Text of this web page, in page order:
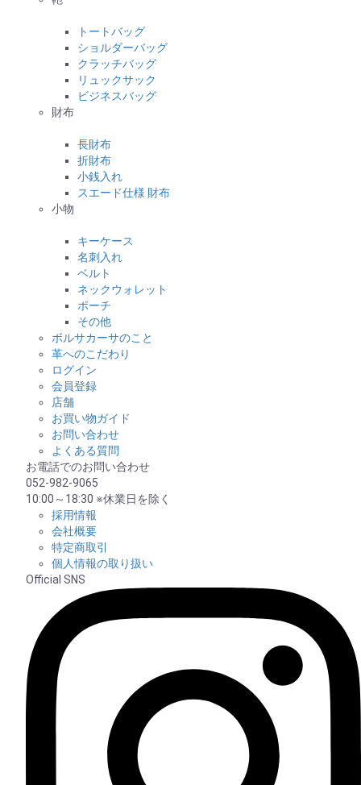
トートバッグ
ショルダーバッグ
クラッチバッグ
リュックサック
ビジネスバッグ
財布
長財布
折財布
小銭入れ
スエード仕様 財布
小物
キーケース
名刺入れ
ベルト
ネックウォレット
ポーチ
その他
ボルサカーサのこと
革へのこだわり
ログイン
会員登録
店舗
お買い物ガイド
お問い合わせ
よくある質問
お電話でのお問い合わせ
052-982-9065
10:00～18:30 ※休業日を除く
採用情報
会社概要
特定商取引
個人情報の取り扱い
Official SNS